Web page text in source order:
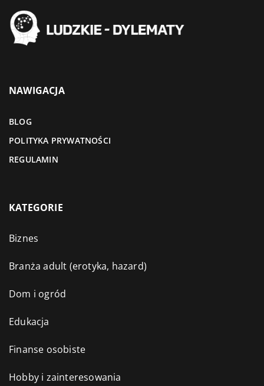
NAWIGACJA
BLOG
POLITYKA PRYWATNOŚCI
REGULAMIN
KATEGORIE
Biznes
Branża adult (erotyka, hazard)
Dom i ogród
Edukacja
Finanse osobiste
Hobby i zainteresowania